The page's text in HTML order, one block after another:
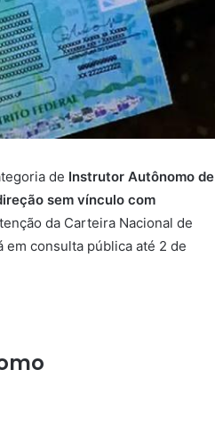
de Instrutor Autônomo de
sem vínculo com
da Carteira Nacional de
em consulta pública até 2 de